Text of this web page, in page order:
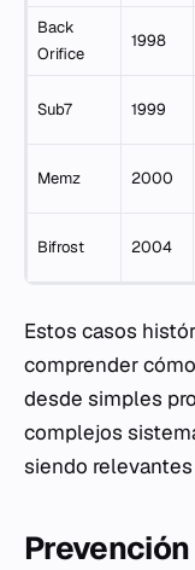
Back
Orifice
1998
Sub7 1999
Memz 2000
Bifrost 2004
Estos casos
comprender
desde simples
complejos
siendo